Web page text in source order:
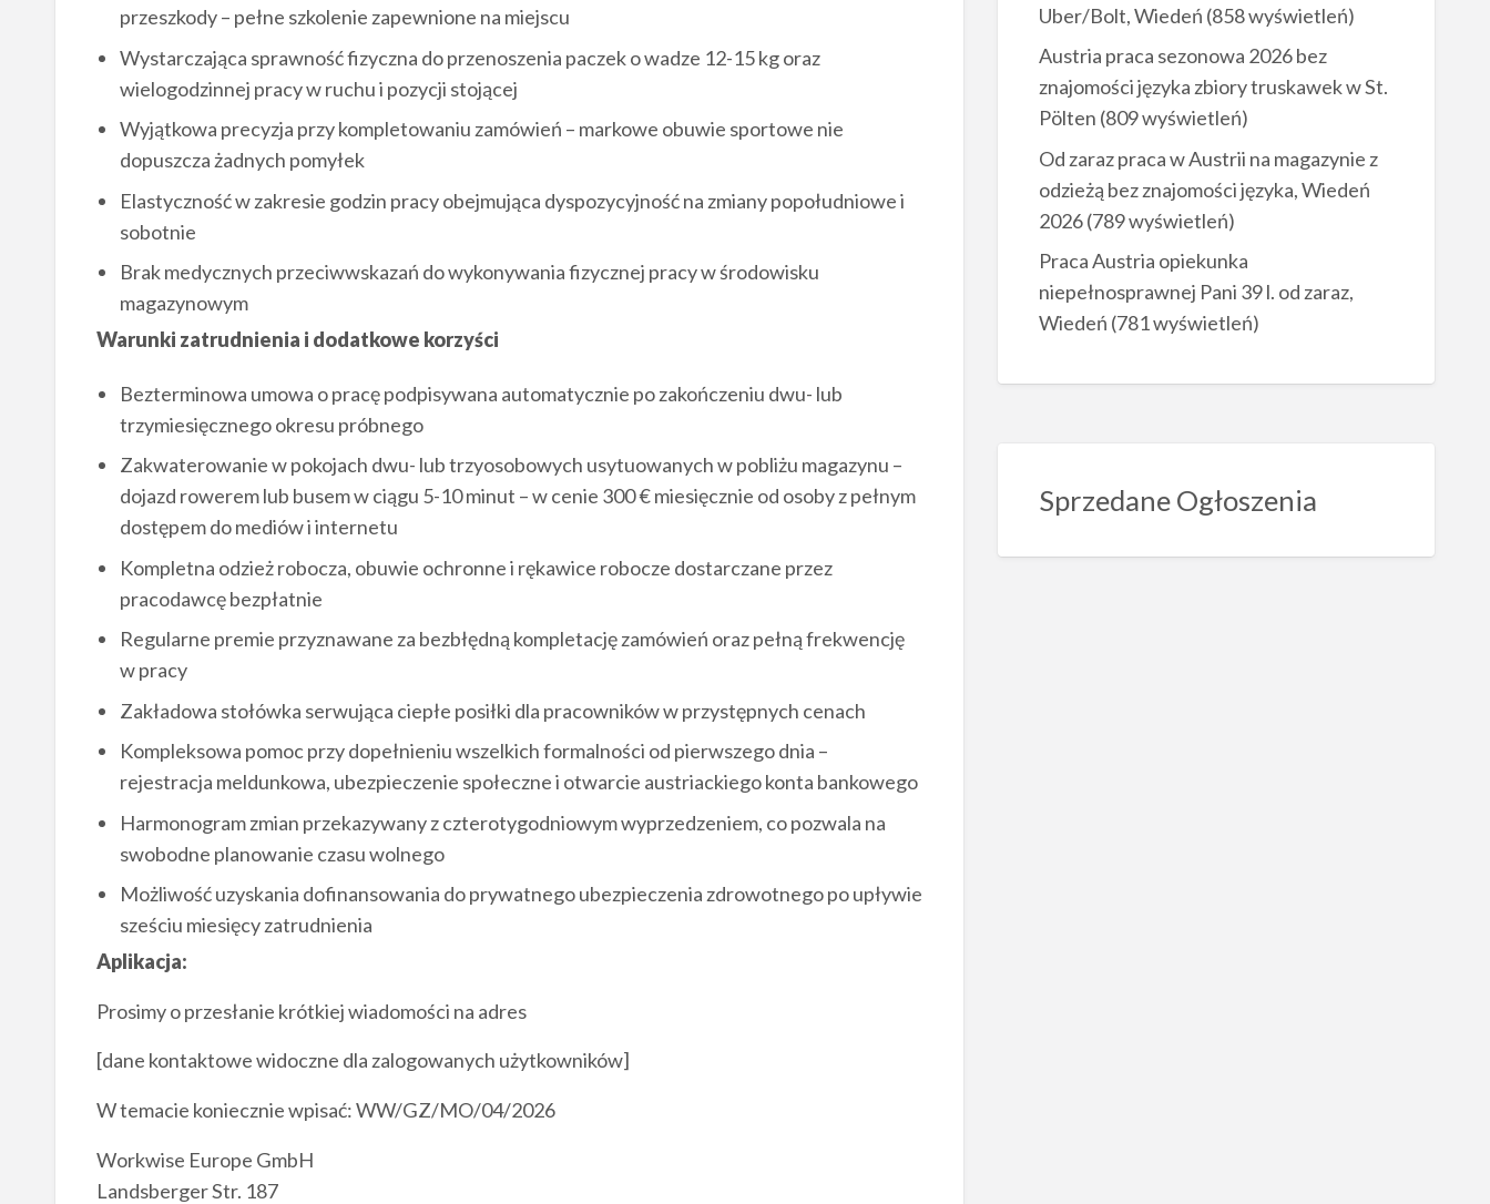
przeszkody – pełne szkolenie zapewnione na miejscu
Wystarczająca sprawność fizyczna do przenoszenia paczek o wadze 12-15 kg oraz
wielogodzinnej pracy w ruchu i pozycji stojącej
Wyjątkowa precyzja przy kompletowaniu zamówień – markowe obuwie sportowe nie
dopuszcza żadnych pomyłek
Elastyczność w zakresie godzin pracy obejmująca dyspozycyjność na zmiany popołudniowe i
sobotnie
Brak medycznych przeciwwskazań do wykonywania fizycznej pracy w środowisku
magazynowym
Warunki zatrudnienia i dodatkowe korzyści
Bezterminowa umowa o pracę podpisywana automatycznie po zakończeniu dwu- lub
trzymiesięcznego okresu próbnego
Zakwaterowanie w pokojach dwu- lub trzyosobowych usytuowanych w pobliżu magazynu –
dojazd rowerem lub busem w ciągu 5-10 minut – w cenie 300 € miesięcznie od osoby z pełnym
dostępem do mediów i internetu
Kompletna odzież robocza, obuwie ochronne i rękawice robocze dostarczane przez
pracodawcę bezpłatnie
Regularne premie przyznawane za bezbłędną kompletację zamówień oraz pełną frekwencję
w pracy
Zakładowa stołówka serwująca ciepłe posiłki dla pracowników w przystępnych cenach
Kompleksowa pomoc przy dopełnieniu wszelkich formalności od pierwszego dnia –
rejestracja meldunkowa, ubezpieczenie społeczne i otwarcie austriackiego konta bankowego
Harmonogram zmian przekazywany z czterotygodniowym wyprzedzeniem, co pozwala na
swobodne planowanie czasu wolnego
Możliwość uzyskania dofinansowania do prywatnego ubezpieczenia zdrowotnego po upływie
sześciu miesięcy zatrudnienia
Aplikacja:
Prosimy o przesłanie krótkiej wiadomości na adres
[dane kontaktowe widoczne dla zalogowanych użytkowników]
W temacie koniecznie wpisać: WW/GZ/MO/04/2026
Workwise Europe GmbH
Landsberger Str. 187
Uber/Bolt, Wiedeń (858 wyświetleń)
Austria praca sezonowa 2026 bez
znajomości języka zbiory truskawek w St.
Pölten (809 wyświetleń)
Od zaraz praca w Austrii na magazynie z
odzieżą bez znajomości języka, Wiedeń
2026(789 wyświetleń)
Praca Austria opiekunka
niepełnosprawnej Pani 39 l. od zaraz,
Wiedeń (781 wyświetleń)
Sprzedane Ogłoszenia